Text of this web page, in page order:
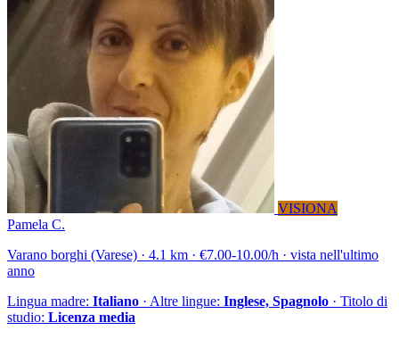
VISIONA
Pamela C.
Varano borghi (Varese) · 4.1 km · €7.00-10.00/h · vista nell'ultimo
anno
Lingua madre: Italiano · Altre lingue: Inglese, Spagnolo · Titolo di
studio: Licenza media